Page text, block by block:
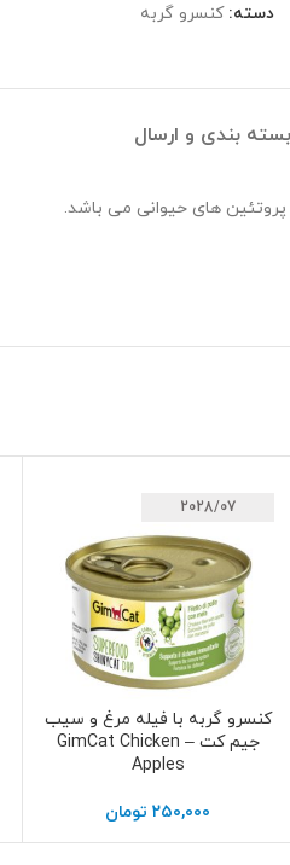
دسته: کنسرو گربه
بسته بندی و ارسال
های حیوانی می باشد.
2028/07
افزودن به سبد خرید
کنسرو گربه با فیله مرغ و سیب
جیم کت – GimCat Chicken
Apples
۲۵۰,۰۰۰ تومان